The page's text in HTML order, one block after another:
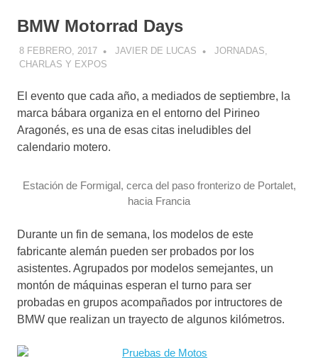
BMW Motorrad Days
8 FEBRERO, 2017 JAVIER DE LUCAS
JORNADAS,
CHARLAS Y EXPOS
El evento que cada año, a mediados de septiembre, la
marca bábara organiza en el entorno del Pirineo
Aragonés, es una de esas citas ineludibles del
calendario motero.
Estación de Formigal, cerca del paso fronterizo de Portalet,
hacia Francia
Durante un fin de semana, los modelos de este
fabricante alemán pueden ser probados por los
asistentes. Agrupados por modelos semejantes, un
montón de máquinas esperan el turno para ser
probadas en grupos acompañados por intructores de
BMW que realizan un trayecto de algunos kilómetros.